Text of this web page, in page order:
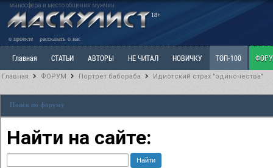
маносфера и место общения мужчин
18+
о проекте рассказать о нас
Главная СТАТЬИ АВТОРЫ НЕ ЧИТАЛ НОВИЧКУ ТОП-100
Ветка: Расстаюсь или Развожусь. САНЧАС Ветка: Наболевшее. Выскажись!
РАЗДЕЛ: Разное
Главная ФОРУМ Портрет бабораба Идиотский страх "одиночества"
Поиск по форуму
Найти на сайте: